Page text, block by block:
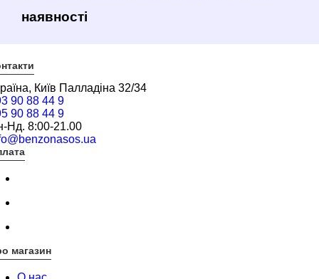
наявності
Київ Палладіна 32/34
90 88 44 9
90 88 44 9
Нд. 8:00-21.00
магазин